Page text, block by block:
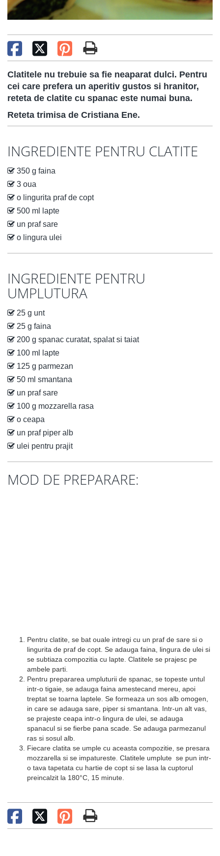
Clatitele nu trebuie sa fie neaparat dulci. Pentru
cei care prefera un aperitiv gustos si hranitor,
reteta de clatite cu spanac este numai buna.
Reteta trimisa de Cristiana Ene.
INGREDIENTE PENTRU CLATITE
350 g faina
3 oua
o lingurita praf de copt
500 ml lapte
un praf sare
o lingura ulei
INGREDIENTE PENTRU
UMPLUTURA
25 g unt
25 g faina
200 g spanac curatat, spalat si taiat
100 ml lapte
125 g parmezan
50 ml smantana
un praf sare
100 g mozzarella rasa
o ceapa
un praf piper alb
ulei pentru prajit
MOD DE PREPARARE:
Pentru clatite, se bat ouale intregi cu un praf de sare si o
lingurita de praf de copt. Se adauga faina, lingura de ulei si
se subtiaza compozitia cu lapte. Clatitele se prajesc pe
ambele parti.
Pentru prepararea umpluturii de spanac, se topeste untul
intr-o tigaie, se adauga faina amestecand mereu, apoi
treptat se toarna laptele. Se formeaza un sos alb omogen,
in care se adauga sare, piper si smantana. Intr-un alt vas,
se prajeste ceapa intr-o lingura de ulei, se adauga
spanacul si se fierbe pana scade. Se adauga parmezanul
ras si sosul alb.
Fiecare clatita se umple cu aceasta compozitie, se presara
mozzarella si se impatureste. Clatitele umplute se pun intr-
o tava tapetata cu hartie de copt si se lasa la cuptorul
preincalzit la 180°C, 15 minute.